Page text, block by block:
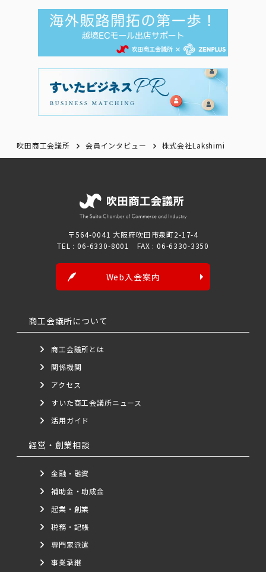
吹田商工会議所 会員インタビュー 株式会社Lakshimi
〒564-0041 大阪府吹田市泉町2-17-4
TEL : 06-6330-8001 FAX : 06-6330-3350
Web入会案内
商工会議所について
商工会議所とは
関係機関
アクセス
すいた商工会議所ニュース
活用ガイド
経営・創業相談
金融・融資
補助金・助成金
起業・創業
税務・記帳
専門家派遣
事業承継